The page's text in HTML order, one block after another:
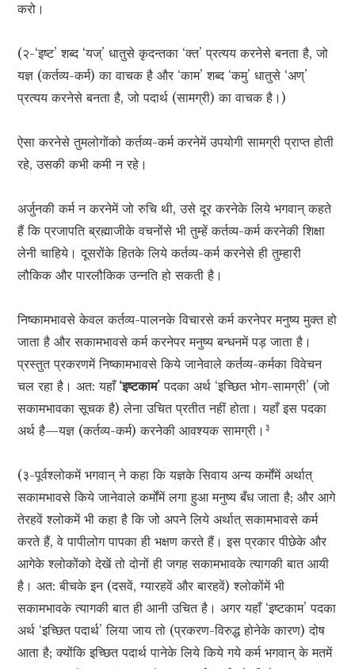
करो।
(२-‘इष्ट’ शब्द ‘यज्’ धातुसे कृदन्तका ‘क्त’ प्रत्यय करनेसे बनता है, जो
यज्ञ (कर्तव्य-कर्म) का वाचक है और ‘काम’ शब्द ‘कमु’ धातुसे ‘अण्’
प्रत्यय करनेसे बनता है, जो पदार्थ (सामग्री) का वाचक है।)
ऐसा करनेसे तुमलोगोंको कर्तव्य-कर्म करनेमें उपयोगी सामग्री प्राप्त होती
रहे, उसकी कभी कमी न रहे।
अर्जुनकी कर्म न करनेमें जो रुचि थी, उसे दूर करनेके लिये भगवान् कहते
हैं कि प्रजापति ब्रह्माजीके वचनोंसे भी तुम्हें कर्तव्य-कर्म करनेकी शिक्षा
लेनी चाहिये। दूसरोंके हितके लिये कर्तव्य-कर्म करनेसे ही तुम्हारी
लौकिक और पारलौकिक उन्नति हो सकती है।
निष्कामभावसे केवल कर्तव्य-पालनके विचारसे कर्म करनेपर मनुष्य मुक्त हो
जाता है और सकामभावसे कर्म करनेपर मनुष्य बन्धनमें पड़ जाता है।
प्रस्तुत प्रकरणमें निष्कामभावसे किये जानेवाले कर्तव्य-कर्मका विवेचन
चल रहा है। अत: यहाँ‘इष्टकाम’ पदका अर्थ ‘इच्छित भोग-सामग्री’ (जो
सकामभावका सूचक है) लेना उचित प्रतीत नहीं होता। यहाँ इस पदका
अर्थ है—यज्ञ (कर्तव्य-कर्म) करनेकी आवश्यक सामग्री। ३
(३-पूर्वश्लोकमें भगवान् ने कहा कि यज्ञके सिवाय अन्य कर्मोंमें अर्थात्
सकामभावसे किये जानेवाले कर्मोंमें लगा हुआ मनुष्य बँध जाता है; और आगे
तेरहवें श्लोकमें भी कहा है कि जो अपने लिये अर्थात् सकामभावसे कर्म
करते हैं, वे पापीलोग पापका ही भक्षण करते हैं। इस प्रकार पीछेके और
आगेके श्लोकोंको देखें तो दोनों ही जगह सकामभावके त्यागकी बात आयी
है। अत: बीचके इन (दसवें, ग्यारहवें और बारहवें) श्लोकोंमें भी
सकामभावके त्यागकी बात ही आनी उचित है। अगर यहाँ ‘इष्टकाम’ पदका
अर्थ ‘इच्छित पदार्थ’ लिया जाय तो (प्रकरण-विरुद्ध होनेके कारण) दोष
आता है; क्योंकि इच्छित पदार्थ पानेके लिये किये गये कर्म भगवान् के मतमें